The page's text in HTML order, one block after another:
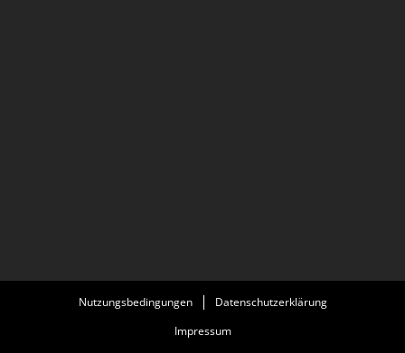
Nutzungsbedingungen
Datenschutzerklärung
Impressum